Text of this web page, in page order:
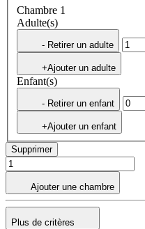
Chambre 1
Adulte(s)
- Retirer un adulte
+Ajouter un adulte
Enfant(s)
- Retirer un enfant
+Ajouter un enfant
Supprimer
Ajouter une chambre
Plus de critères